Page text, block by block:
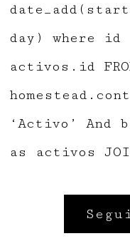
day) where id
activos.id
‘Activo’ And
as activos